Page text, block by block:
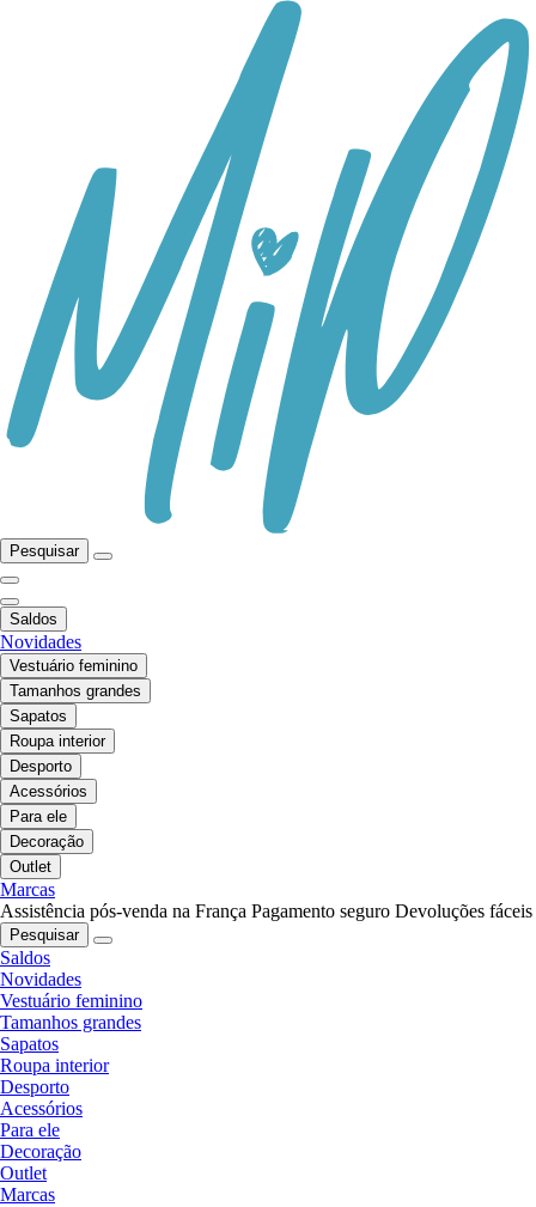
Pesquisar
Saldos
Novidades
Vestuário feminino
Tamanhos grandes
Sapatos
Roupa interior
Desporto
Acessórios
Para ele
Decoração
Outlet
Marcas
Assistência pós-venda na França Pagamento seguro Devoluções fáceis
Pesquisar
Saldos
Novidades
Vestuário feminino
Tamanhos grandes
Sapatos
Roupa interior
Desporto
Acessórios
Para ele
Decoração
Outlet
Marcas